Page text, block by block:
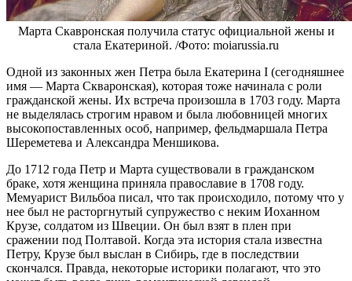
Марта Скавронская получила статус официальной жены и
стала Екатериной. /Фото: moiarussia.ru
Одной из законных жен Петра была Екатерина I (сегодняшнее
имя — Марта Скваронская), которая тоже начинала с роли
гражданской жены. Их встреча произошла в 1703 году. Марта
не выделялась строгим нравом и была любовницей многих
высокопоставленных особ, например, фельдмаршала Петра
Шереметева и Александра Меншикова.
До 1712 года Петр и Марта существовали в гражданском
браке, хотя женщина приняла православие в 1708 году.
Мемуарист Вильбоа писал, что так происходило, потому что у
нее был не расторгнутый супружество с неким Иоханном
Крузе, солдатом из Швеции. Он был взят в плен при
сражении под Полтавой. Когда эта история стала известна
Петру, Крузе был выслан в Сибирь, где в последствии
скончался. Правда, некоторые историки полагают, что это